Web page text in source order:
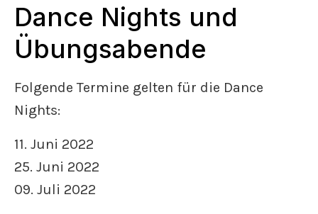
Dance Nights und
Übungsabende
Folgende Termine gelten für die Dance
Nights:
11. Juni 2022
25. Juni 2022
09. Juli 2022